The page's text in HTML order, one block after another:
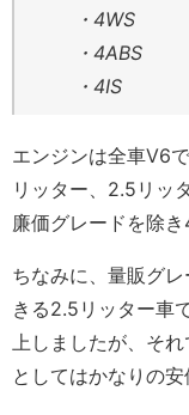
・4WS
・4ABS
・4IS
エンジンは全車V6
リッター、2.5リッ
廉価グレードを除き
ちなみに、量販グ
きる2.5リッター車
上しましたが、そ
としてはかなりの安